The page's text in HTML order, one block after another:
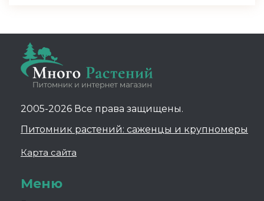
2005-2026 Все права защищены.
Питомник растений: саженцы и крупномеры
Карта сайта
Меню